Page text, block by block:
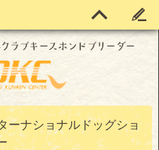
ーナショナルドッグショ